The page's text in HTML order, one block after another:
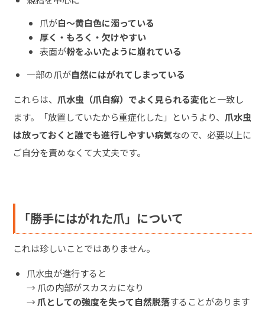
爪が白〜黄白色に濁っている
厚く・もろく・欠けやすい
表面が粉をふいたように崩れている
一部の爪が自然にはがれてしまっている
これらは、 爪水虫（爪白癬）でよく見られる変化と一致し
ます。「放置していたから重症化した」というより、 爪水虫
は放っておくと誰でも進行しやすい病気なので、必要以上に
ご自分を責めなくて大丈夫です。
「勝手にはがれた爪」について
これは珍しいことではありません。
爪水虫が進行すると
→ 爪の内部がスカスカになり
→爪としての強度を失って自然脱落することがあります